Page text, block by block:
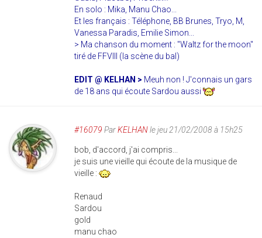
En solo : Mika, Manu Chao...
Et les français : Téléphone, BB Brunes, Tryo, M,
Vanessa Paradis, Emilie Simon...
> Ma chanson du moment : "Waltz for the moon"
tiré de FFVIII (la scène du bal)
EDIT @ KELHAN > Meuh non ! J'connais un gars
de 18 ans qui écoute Sardou aussi
#16079 ParKELHANle jeu 21/02/2008 à 15h25
bob, d'accord, j'ai compris...
je suis une vieille qui écoute de la musique de
vieille :
Renaud
Sardou
gold
manu chao